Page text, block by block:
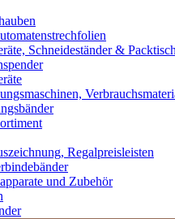
Schneideständer &
Regalpreisleisten
und Zubehör